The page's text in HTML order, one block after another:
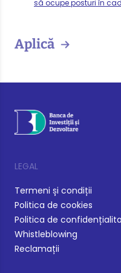
să ocupe posturi în
Aplică
LEGAL
Termeni și condiții
Politica de cookies
Politica de
Whistleblowing
Reclamații